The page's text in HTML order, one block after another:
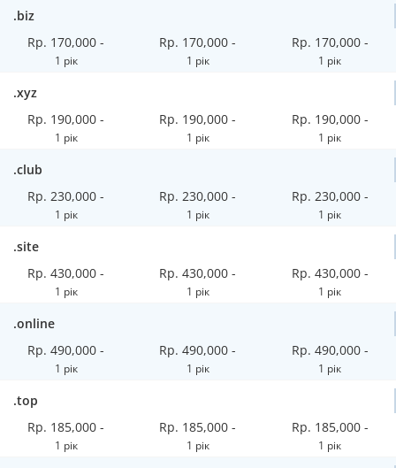
.biz
Rp. 170,000 -
1 рік
Rp. 170,000 -
1 рік
Rp. 170,000 -
1 рік
.xyz
Rp. 190,000 -
1 рік
Rp. 190,000 -
1 рік
Rp. 190,000 -
1 рік
.club
Rp. 230,000 -
1 рік
Rp. 230,000 -
1 рік
Rp. 230,000 -
1 рік
.site
Rp. 430,000 -
1 рік
Rp. 430,000 -
1 рік
Rp. 430,000 -
1 рік
.online
Rp. 490,000 -
1 рік
Rp. 490,000 -
1 рік
Rp. 490,000 -
1 рік
.top
Rp. 185,000 -
1 рік
Rp. 185,000 -
1 рік
Rp. 185,000 -
1 рік